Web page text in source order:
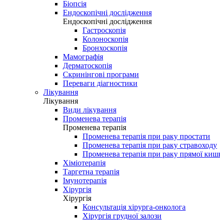
Біопсія
Ендоскопічні дослідження
Ендоскопічні дослідження
Гастроскопія
Колоноскопія
Бронхоскопія
Мамографія
Дерматоскопія
Скринінгові програми
Переваги діагностики
Лікування
Лікування
Види лікування
Променева терапія
Променева терапія
Променева терапія при раку простати
Променева терапія при раку стравоходу
Променева терапія при раку прямої
Хіміотерапія
Таргетна терапія
Імунотерапія
Хірургія
Хірургія
Консультація хірурга-онколога
Хірургія грудної залози